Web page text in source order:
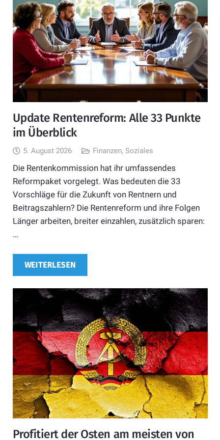
Update Rentenreform: Alle 33 Punkte
im Überblick
5. August 2026 Finanzen,Soziales
Die Rentenkommission hat ihr umfassendes
Reformpaket vorgelegt. Was bedeuten die 33
Vorschläge für die Zukunft von Rentnern und
Beitragszahlern? Die Rentenreform und ihre Folgen
Länger arbeiten, breiter einzahlen, zusätzlich sparen:
…
WEITERLESEN
Profitiert der Osten am meisten von